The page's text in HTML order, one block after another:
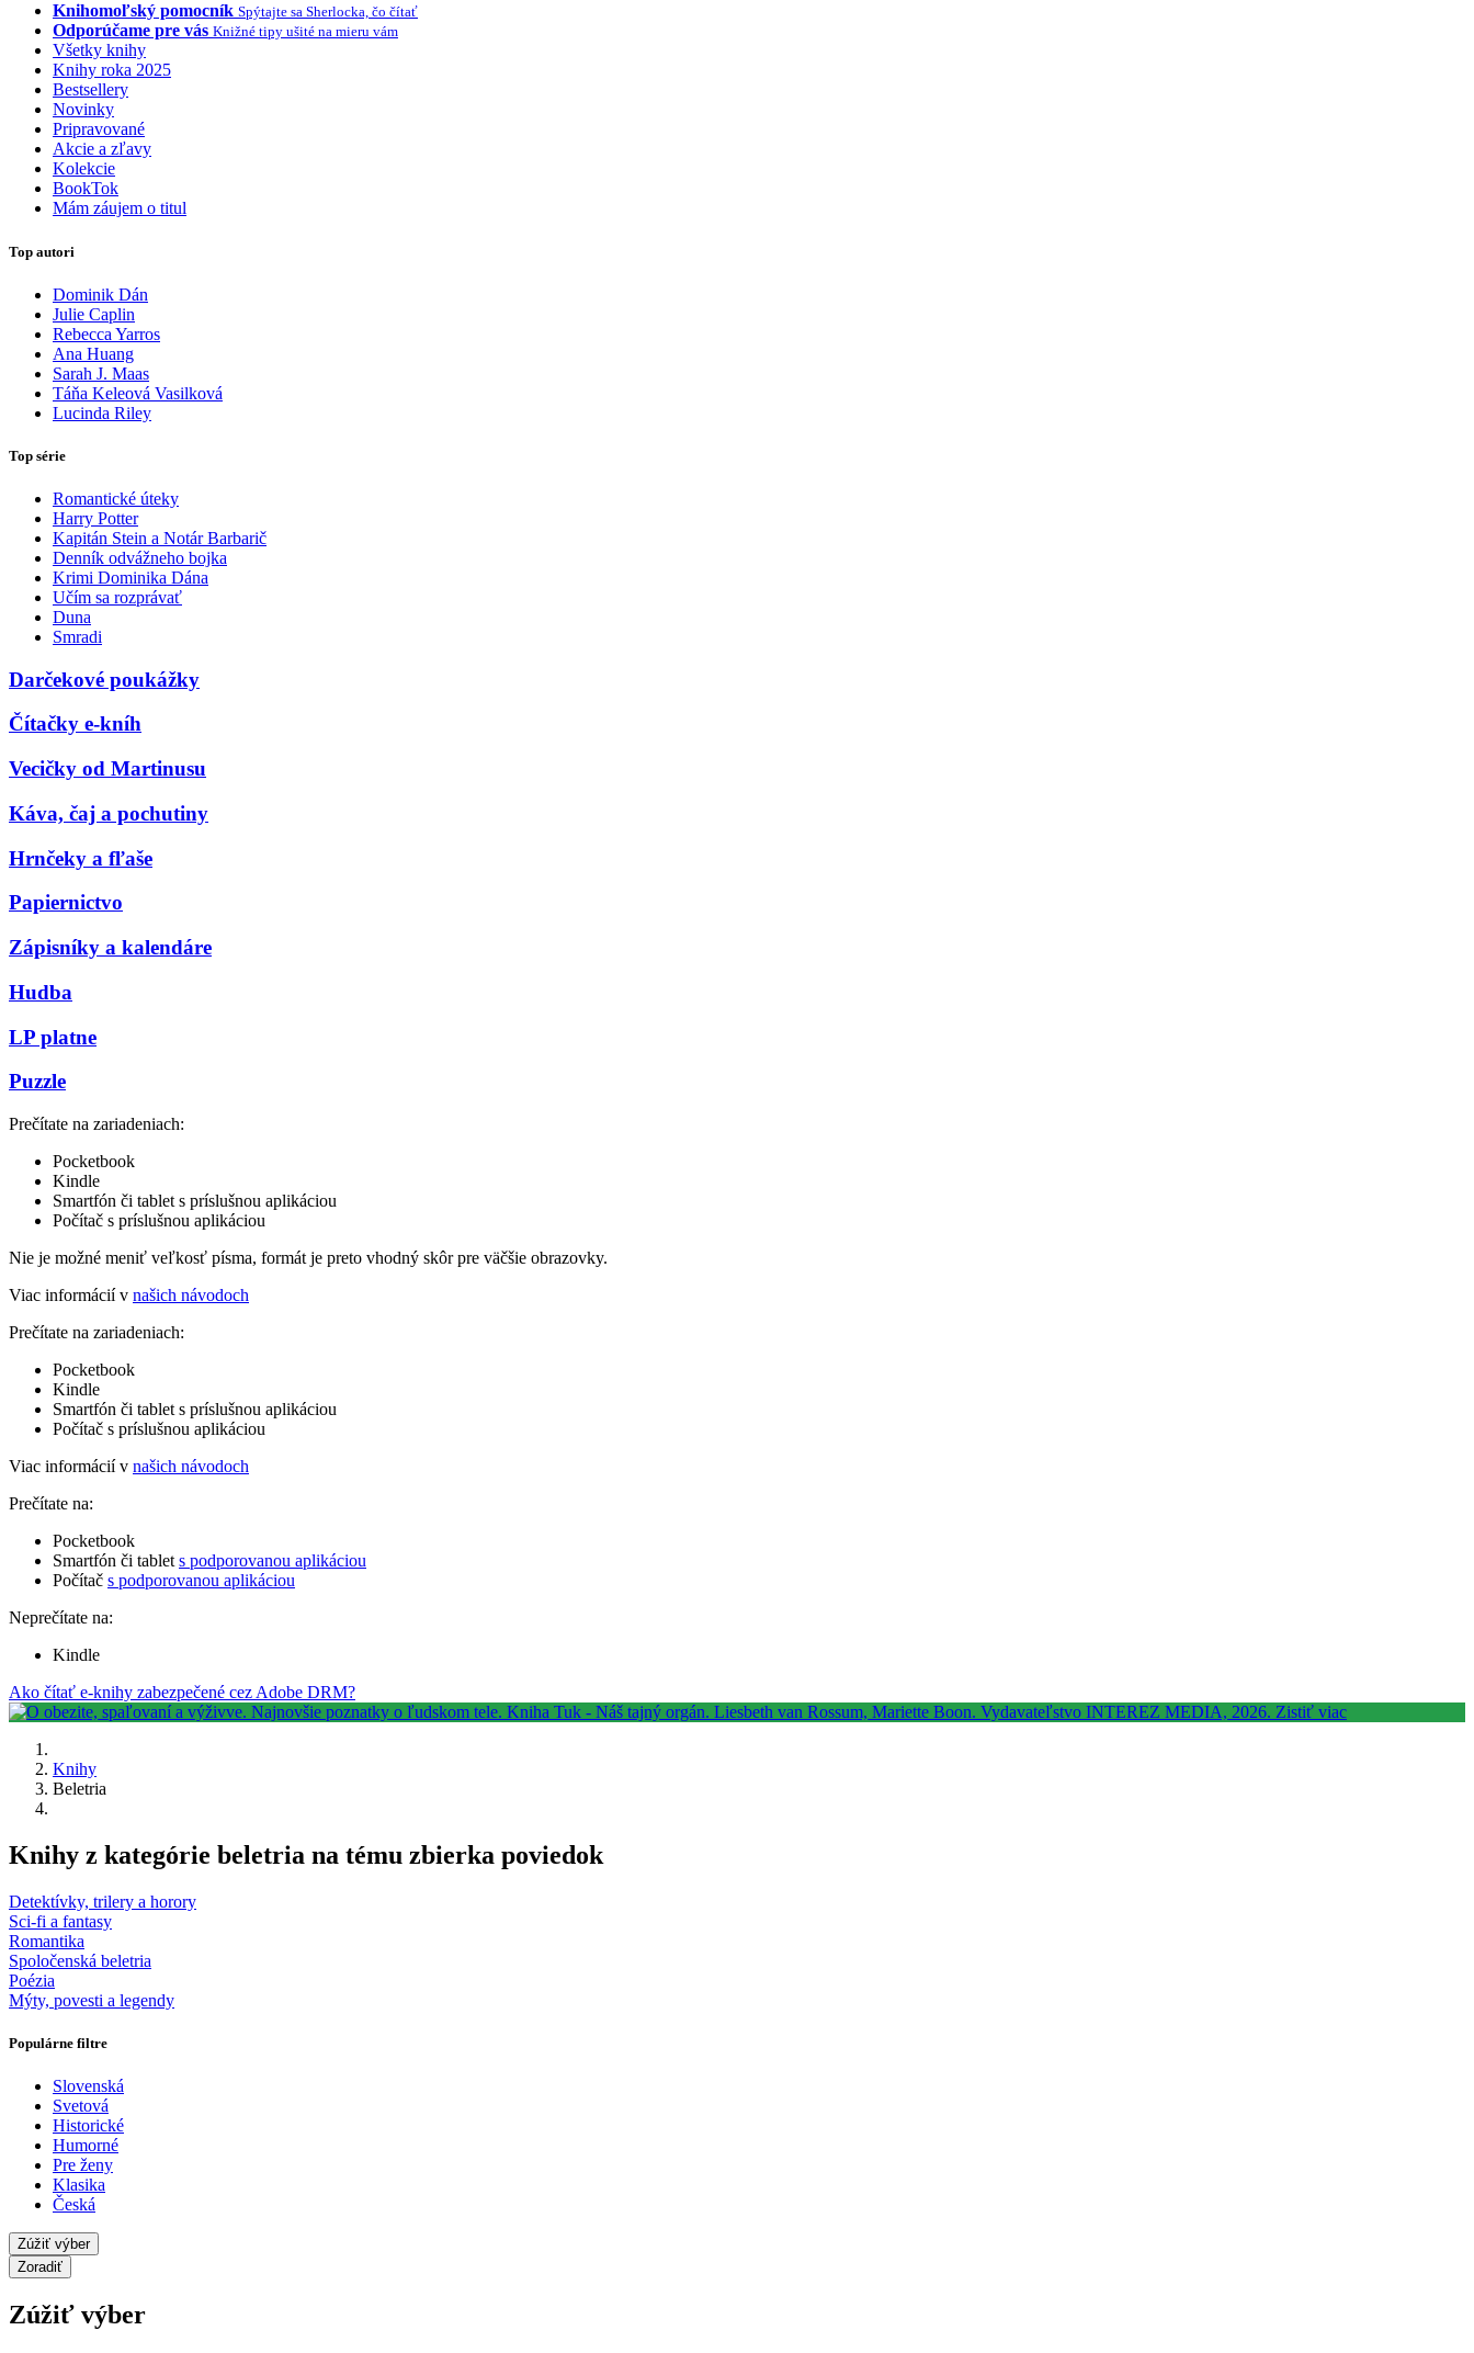
Knihomoľský pomocník Spýtajte sa Sherlocka, čo čítať
Odporúčame pre vás Knižné tipy ušité na mieru vám
Všetky knihy
Knihy roka 2025
Bestsellery
Novinky
Pripravované
Akcie a zľavy
Kolekcie
BookTok
Mám záujem o titul
Top autori
Dominik Dán
Julie Caplin
Rebecca Yarros
Ana Huang
Sarah J. Maas
Táňa Keleová Vasilková
Lucinda Riley
Top série
Romantické úteky
Harry Potter
Kapitán Stein a Notár Barbarič
Denník odvážneho bojka
Krimi Dominika Dána
Učím sa rozprávať
Duna
Smradi
Darčekové poukážky
Čítačky e-kníh
Vecičky od Martinusu
Káva, čaj a pochutiny
Hrnčeky a fľaše
Papiernictvo
Zápisníky a kalendáre
Hudba
LP platne
Puzzle
Prečítate na zariadeniach:
Pocketbook
Kindle
Smartfón či tablet s príslušnou aplikáciou
Počítač s príslušnou aplikáciou
Nie je možné meniť veľkosť písma, formát je preto vhodný skôr pre väčšie obrazovky.
Viac informácií v našich návodoch
Prečítate na zariadeniach:
Pocketbook
Kindle
Smartfón či tablet s príslušnou aplikáciou
Počítač s príslušnou aplikáciou
Viac informácií v našich návodoch
Prečítate na:
Pocketbook
Smartfón či tablet s podporovanou aplikáciou
Počítač s podporovanou aplikáciou
Neprečítate na:
Kindle
Ako čítať e-knihy zabezpečené cez Adobe DRM?
Knihy
Beletria
Knihy z kategórie beletria na tému zbierka poviedok
Detektívky, trilery a horory
Sci-fi a fantasy
Romantika
Spoločenská beletria
Poézia
Mýty, povesti a legendy
Populárne filtre
Slovenská
Svetová
Historické
Humorné
Pre ženy
Klasika
Česká
Zúžiť výber
Zoradiť
Zúžiť výber